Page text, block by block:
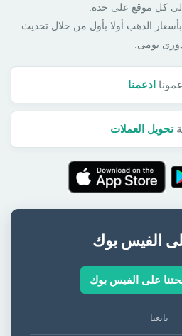
كل موقع على حدة.
الذهب أولا بأول من خلال تحديث
يومى.
ادعمنا
تحويل العملات
الفيس بوك
على الفيس بوك
تابعنا